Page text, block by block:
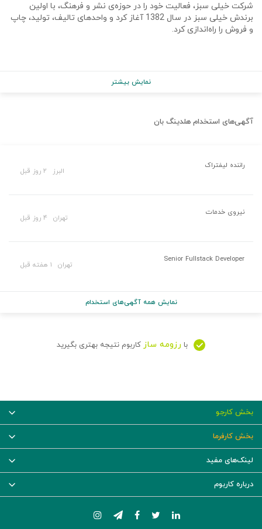
شرکت خیلی سبز، فعالیت خود را در حوزه‌ی نشر و فرهنگ، با اولین
برندش خیلی سبز در سال 1382 آغاز کرد و واحدهای تالیف، تولید، چاپ
و فروش را راه‌اندازی کرد.
نمایش بیشتر
آگهی‌های استخدام هلدینگ بان
راننده لیفتراک
البرز ۲ روز قبل
نیروی خدمات
تهران ۴ روز قبل
Senior Fullstack Developer
تهران ۱ هفته قبل
نمایش همه آگهی‌های استخدام
با رزومه ساز کاربوم نتیجه بهتری بگیرید
بخش کارجو
بخش کارفرما
لینک‌های مفید
درباره کاربوم